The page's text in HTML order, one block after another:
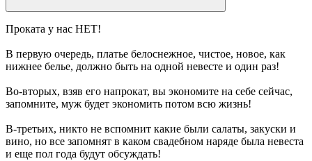
Проката у нас НЕТ!
В первую очередь, платье белоснежное, чистое, новое, как
нижнее белье, должно быть на одной невесте и один раз!
Во-вторых, взяв его напрокат, вы экономите на себе сейчас,
запомните, муж будет экономить потом всю жизнь!
В-третьих, никто не вспомнит какие были салаты, закуски и
вино, но все запомнят в каком свадебном наряде была невеста
и еще пол года будут обсуждать!